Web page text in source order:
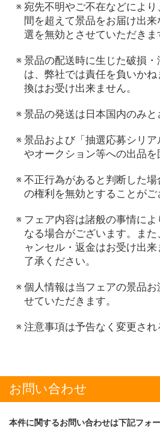
宛先不明やご不在などによ
間を超えて景品をお届け出
選を無効とさせていただきま
景品の配送時に生じた破損
は、弊社では責任を負いか
換はお受け出来ません。
景品の発送は日本国内のみと
景品および「抽選応募シリ
やオークション等への出品を
不正行為があると判断した
の権利を無効とすることがご
フェア内容は諸般の事情に
なる場合がございます。ま
ャンセル・返金はお受け出
了承ください。
個人情報は当フェアの景品
せていただきます。
注意事項は予告なく変更され
お問い合わせ
本件に関するお問い合わせは下記フォ